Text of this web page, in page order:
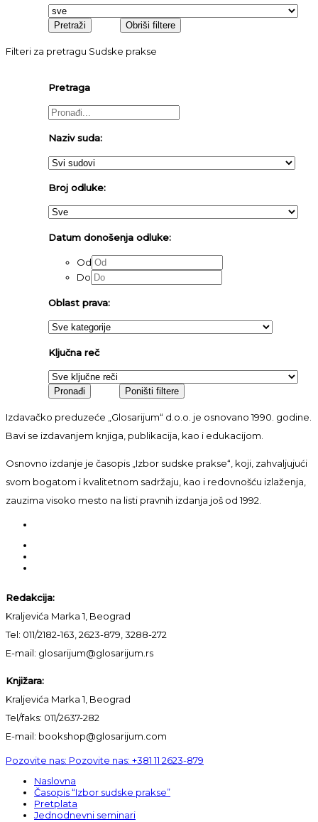
Filteri za pretragu Sudske prakse
Pretraga
Naziv suda:
Broj odluke:
Datum donošenja odluke:
Od
Do
Oblast prava:
Ključna reč
Izdavačko preduzeće „Glosarijum“ d.o.o. je osnovano 1990. godine.
Bavi se izdavanjem knjiga, publikacija, kao i edukacijom.
Osnovno izdanje je časopis „Izbor sudske prakse“, koji, zahvaljujući
svom bogatom i kvalitetnom sadržaju, kao i redovnošću izlaženja,
zauzima visoko mesto na listi pravnih izdanja još od 1992.
Redakcija:
Kraljevića Marka 1, Beograd
Tel: 011/2182-163, 2623-879, 3288-272
E-mail: glosarijum@glosarijum.rs
Knjižara:
Kraljevića Marka 1, Beograd
Tel/faks: 011/2637-282
E-mail: bookshop@glosarijum.com
Pozovite nas: Pozovite nas: +381 11 2623-879
Naslovna
Časopis “Izbor sudske prakse”
Pretplata
Jednodnevni seminari